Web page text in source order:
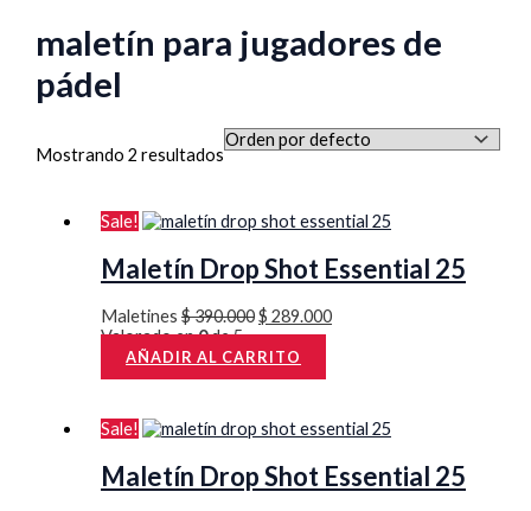
maletín para jugadores de
pádel
Mostrando 2 resultados
Sale!
Maletín Drop Shot Essential 25
Maletines$390.000$ 289.000
Valorado en0de 5
AÑADIR AL CARRITO
Sale!
Maletín Drop Shot Essential 25